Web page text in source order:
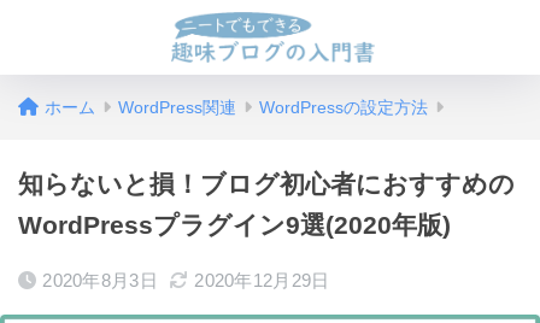
ホーム WordPress関連 WordPressの設定方法
知らないと損！ブログ初心者におすすめの
WordPressプラグイン9選(2020年版)
2020年8月3日 2020年12月29日